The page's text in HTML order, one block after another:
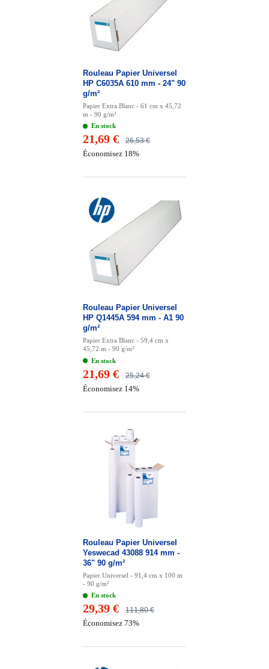
Rouleau Papier Universel
HP C6035A 610 mm - 24" 90
g/m²
Papier Extra Blanc - 61 cm x 45,72
m - 90 g/m²
En stock
26,53 €
21,69 €
Économisez 18%
Rouleau Papier Universel
HP Q1445A 594 mm - A1 90
g/m²
Papier Extra Blanc - 59,4 cm x
45,72 m - 90 g/m²
En stock
25,24 €
21,69 €
Économisez 14%
Rouleau Papier Universel
Yeswecad 43088 914 mm -
36" 90 g/m²
Papier Universel - 91,4 cm x 100 m
- 90 g/m²
En stock
111,80 €
29,39 €
Économisez 73%